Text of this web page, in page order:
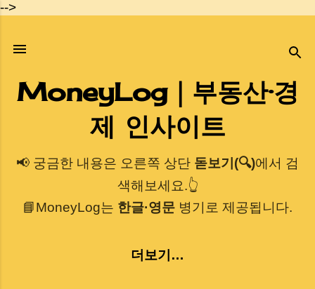
-->
기본 콘텐츠로 건너뛰기
MoneyLog｜부동산·경
제 인사이트
📢 궁금한 내용은 오른쪽 상단 돋보기(🔍)에서 검
색해보세요.👆
📘MoneyLog는 한글·영문 병기로 제공됩니다.
더보기…